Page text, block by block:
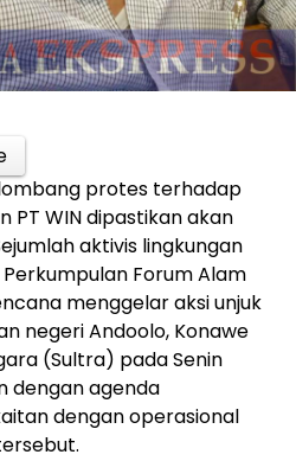
protes terhadap
WIN dipastikan akan
aktivis lingkungan
Forum Alam
menggelar aksi unjuk
negeri Andoolo, Konawe
(Sultra) pada Senin
agenda
dengan operasional